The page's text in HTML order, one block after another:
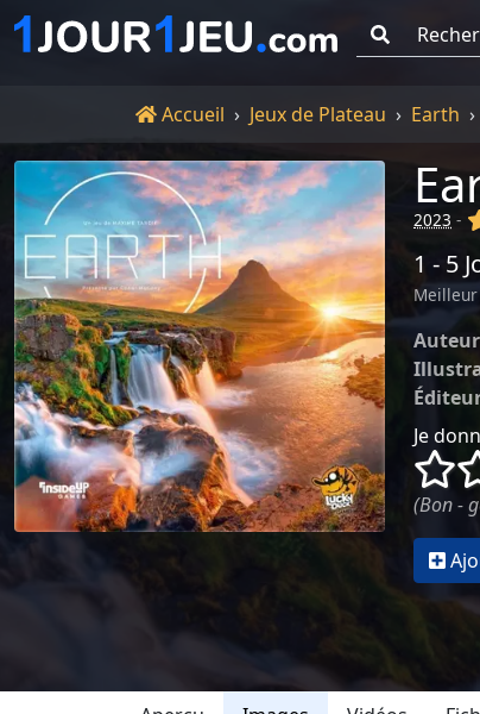
Accueil
Accueil Jeux de Plateau Earth
2023 -
1 - 5
Je
()
(Bon -